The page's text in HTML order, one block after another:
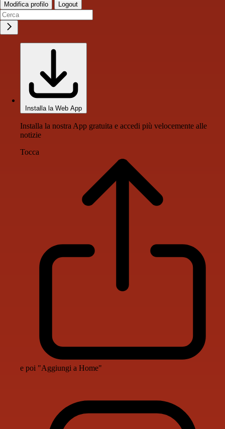
Modifica profilo Logout
Installa la Web App
Installa la nostra App gratuita e accedi più velocemente alle
notizie
Tocca
e poi "Aggiungi a Home"